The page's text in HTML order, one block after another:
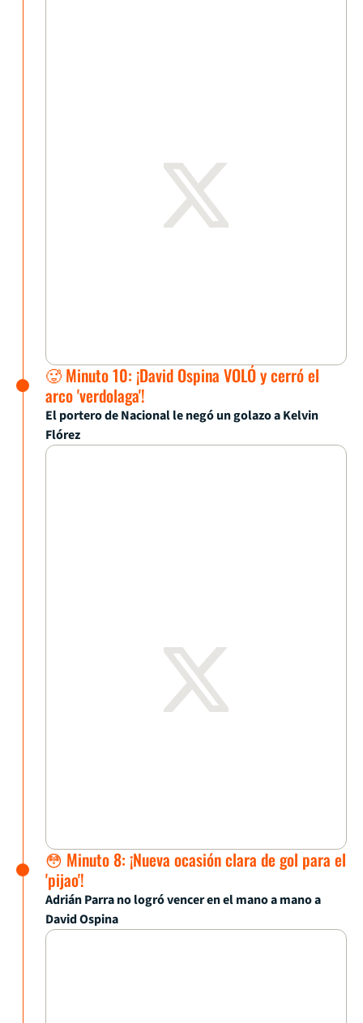
🥵 Minuto 10: ¡David Ospina VOLÓ y cerró el
arco 'verdolaga'!
El portero de Nacional le negó un golazo a Kelvin
Flórez
😳 Minuto 8: ¡Nueva ocasión clara de gol para el
'pijao'!
Adrián Parra no logró vencer en el mano a mano a
David Ospina